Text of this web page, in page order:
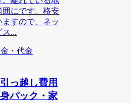
囲にです。格安
すので、ネッ
ス...
・代金
っ越し費用
パック・家